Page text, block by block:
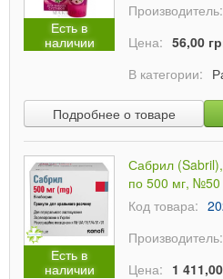
Есть в
наличии
Производитель:
Цена: 56,00
В категории:
Подробнее о товаре
Есть в
наличии
Сабрил
по 500 мг, №50
Код товара:
Производитель:
Цена: 1